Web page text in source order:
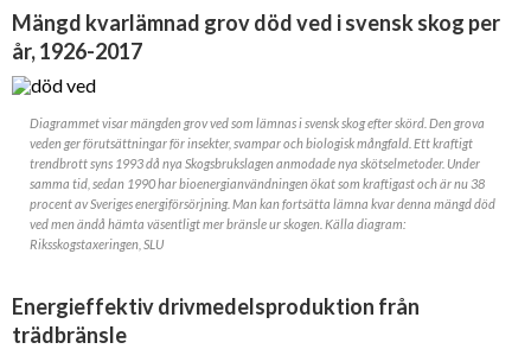
April
Mars
April
Mars
Januari
Mängd kvarlämnad grov död ved i svensk skog per
år, 1926-2017
Diagrammet visar mängden grov ved som lämnas i svensk skog efter skörd. Den grova
veden ger förutsättningar för insekter, svampar och biologisk mångfald. Ett kraftigt
trendbrott syns 1993 då nya Skogsbrukslagen anmodade nya skötselmetoder. Under
samma tid, sedan 1990 har bioenergianvändningen ökat som kraftigast och är nu 38
procent av Sveriges energiförsörjning. Man kan fortsätta lämna kvar denna mängd död
ved men ändå hämta väsentligt mer bränsle ur skogen. Källa diagram:
Riksskogstaxeringen, SLU
Energieffektiv drivmedelsproduktion från
trädbränsle